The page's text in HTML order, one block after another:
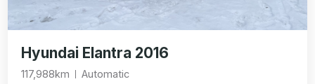
Hyundai Elantra 2016
117,988km Automatic